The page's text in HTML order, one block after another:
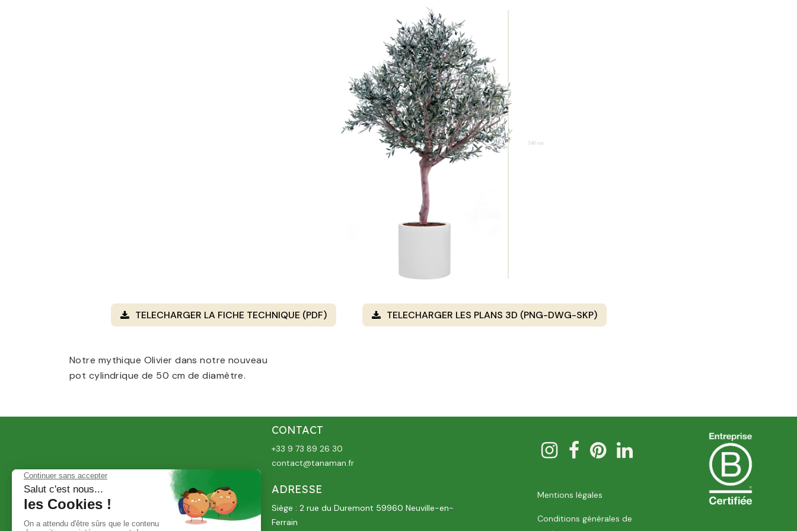
TELECHARGER LA FICHE TECHNIQUE (PDF) TELECHARGER LES PLANS 3D (PNG-DWG-SKP)
Notre mythique Olivier dans notre nouveau
pot cylindrique de 50 cm de diamètre.
ADRESSE
Siège : 2 rue du Duremont 59960 Neuville-en-
Ferrain
Mentions légales
Conditions générales de
CONTACT
+33 9 73 89 26 30
contact@tanaman.fr